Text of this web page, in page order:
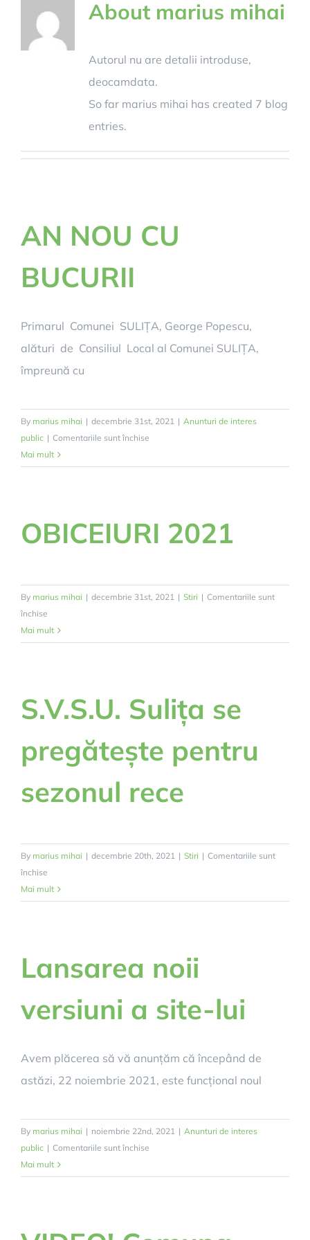
About marius mihai
Autorul nu are detalii introduse,
deocamdata.
So far marius mihai has created 7 blog
entries.
AN NOU CU
BUCURII
Primarul Comunei SULIȚA, George Popescu,
alături de Consiliul Local al Comunei SULIȚA,
împreună cu
By marius mihai | decembrie 31st, 2021 | Anunturi de interes
public | Comentariile sunt închise
NOU
Mai mult
OBICEIURI 2021
By marius mihai | decembrie 31st, 2021 | Stiri | Comentariile sunt
închise
OBICEIURI
2021
Mai mult
S.V.S.U. Sulița se
pregătește pentru
sezonul rece
By marius mihai | decembrie 20th, 2021 | Stiri | Comentariile sunt
închise
S.V.S.U.
Sulița
sezonul
Mai mult
Lansarea noii
versiuni a site-lui
Avem plăcerea să vă anunțăm că începând de
astăzi, 22 noiembrie 2021, este funcțional noul
By marius mihai | noiembrie 22nd, 2021 | Anunturi de interes
public | Comentariile sunt închise
noii
Mai mult